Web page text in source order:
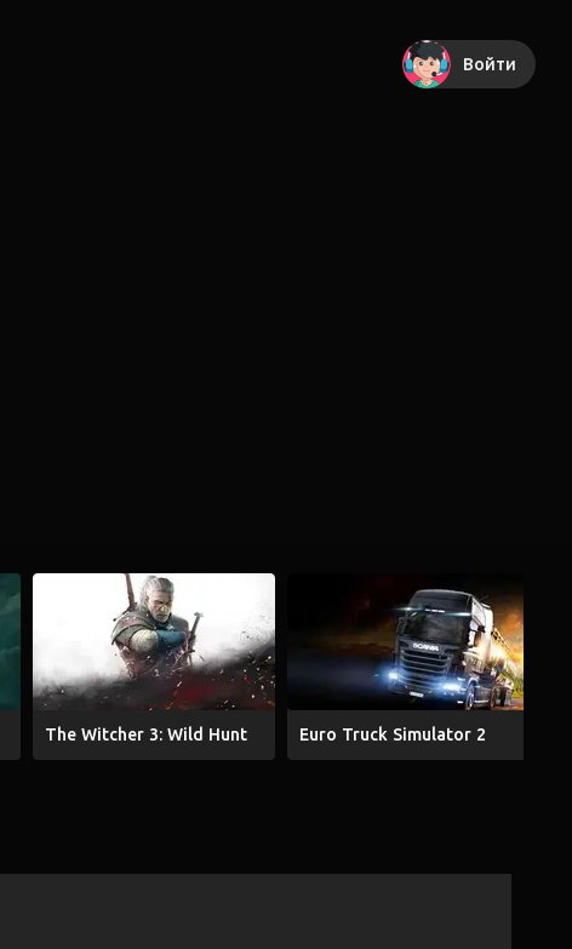
Войти
The Witcher 3: Wild Hunt Euro Truck Simulator 2